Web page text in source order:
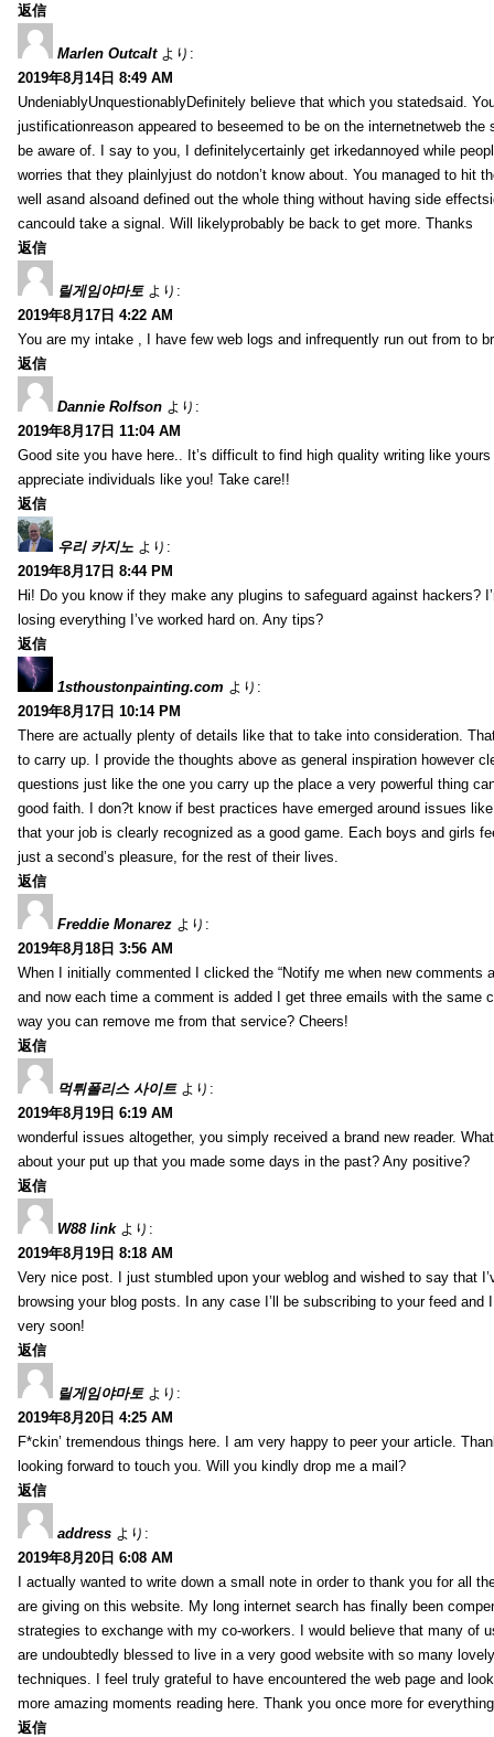
返信
Marlen Outcalt より:
2019年8月14日 8:49 AM
UndeniablyUnquestionablyDefinitely believe that which you statedsaid.
justificationreason appeared to beseemed to be on the internetnetweb
be aware of. I say to you, I definitelycertainly get irkedannoyed while
worries that they plainlyjust do notdon’t know about. You managed to hit
well asand alsoand defined out the whole thing without having side
cancould take a signal. Will likelyprobably be back to get more. Thanks
返信
릴게임야마토 より:
2019年8月17日 4:22 AM
You are my intake , I have few web logs and infrequently run out from to
返信
Dannie Rolfson より:
2019年8月17日 11:04 AM
Good site you have here.. It’s difficult to find high quality writing like
appreciate individuals like you! Take care!!
返信
우리 카지노 より:
2019年8月17日 8:44 PM
Hi! Do you know if they make any plugins to safeguard against hackers?
losing everything I’ve worked hard on. Any tips?
返信
1sthoustonpainting.com より:
2019年8月17日 10:14 PM
There are actually plenty of details like that to take into consideration.
to carry up. I provide the thoughts above as general inspiration however
questions just like the one you carry up the place a very powerful thing
good faith. I don?t know if best practices have emerged around issues
that your job is clearly recognized as a good game. Each boys and girls
just a second’s pleasure, for the rest of their lives.
返信
Freddie Monarez より:
2019年8月18日 3:56 AM
When I initially commented I clicked the “Notify me when new comments
and now each time a comment is added I get three emails with the same
way you can remove me from that service? Cheers!
返信
먹튀폴리스 사이트 より:
2019年8月19日 6:19 AM
wonderful issues altogether, you simply received a brand new reader.
about your put up that you made some days in the past? Any positive?
返信
W88 link より:
2019年8月19日 8:18 AM
Very nice post. I just stumbled upon your weblog and wished to say that
browsing your blog posts. In any case I’ll be subscribing to your feed and
very soon!
返信
릴게임야마토 より:
2019年8月20日 4:25 AM
F*ckin’ tremendous things here. I am very happy to peer your article.
looking forward to touch you. Will you kindly drop me a mail?
返信
address より:
2019年8月20日 6:08 AM
I actually wanted to write down a small note in order to thank you for all
are giving on this website. My long internet search has finally been
strategies to exchange with my co-workers. I would believe that many of
are undoubtedly blessed to live in a very good website with so many
techniques. I feel truly grateful to have encountered the web page and
more amazing moments reading here. Thank you once more for
返信